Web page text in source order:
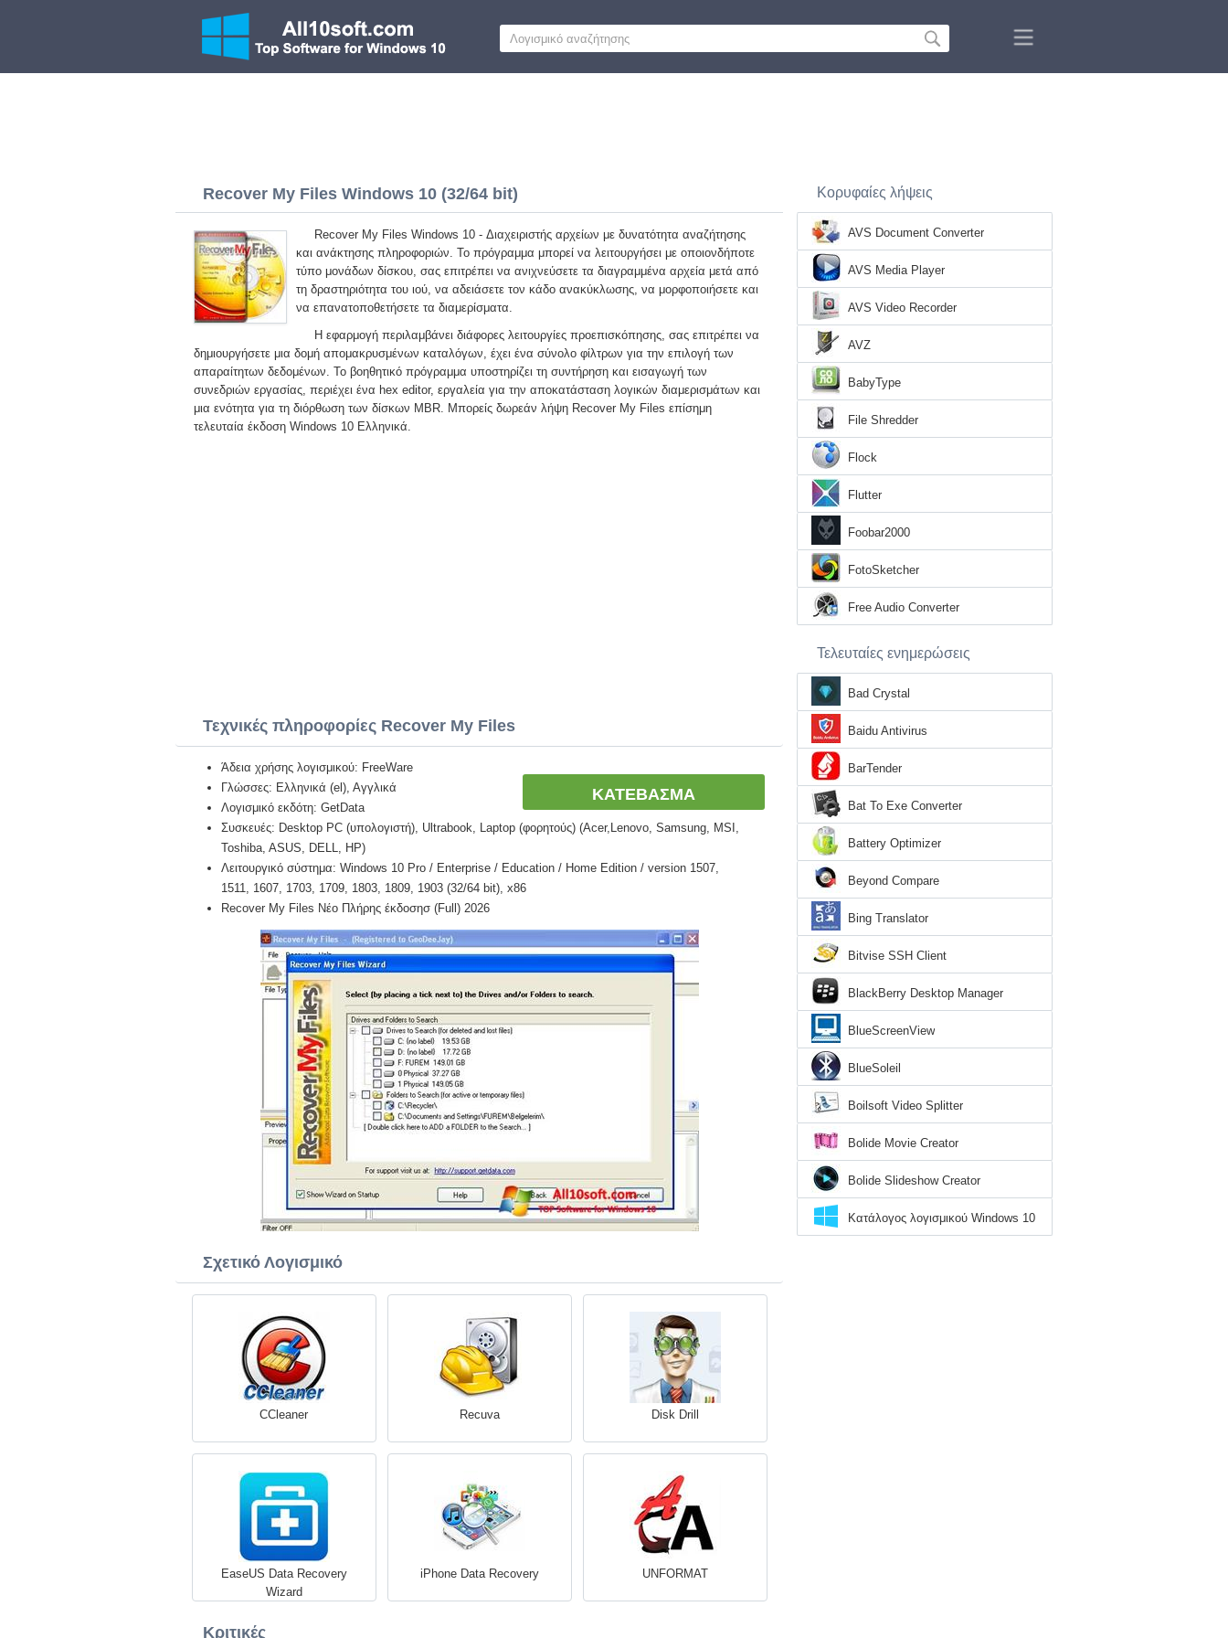
Recover My Files Windows 10 (32/64 bit)
Recover My Files Windows 10 - Διαχειριστής αρχείων με δυνατότητα αναζήτησης
και ανάκτησης πληροφοριών. Το πρόγραμμα μπορεί να λειτουργήσει με οποιονδήποτε
τύπο μονάδων δίσκου, σας επιτρέπει να ανιχνεύσετε τα διαγραμμένα αρχεία μετά από
τη δραστηριότητα του ιού, να αδειάσετε τον κάδο ανακύκλωσης, να μορφοποιήσετε και
να επανατοποθετήσετε τα διαμερίσματα.
Η εφαρμογή περιλαμβάνει διάφορες λειτουργίες προεπισκόπησης, σας επιτρέπει να
δημιουργήσετε μια δομή απομακρυσμένων καταλόγων, έχει ένα σύνολο φίλτρων για την επιλογή των
απαραίτητων δεδομένων. Το βοηθητικό πρόγραμμα υποστηρίζει τη συντήρηση και εισαγωγή των
συνεδριών εργασίας, περιέχει ένα hex editor, εργαλεία για την αποκατάσταση λογικών διαμερισμάτων και
μια ενότητα για τη διόρθωση των δίσκων MBR. Μπορείς δωρεάν λήψη Recover My Files επίσημη
τελευταία έκδοση Windows 10 Ελληνικά.
Τεχνικές πληροφορίες Recover My Files
ΚΑΤΕΒΑΣΜΑ
Άδεια χρήσης λογισμικού: FreeWare
Γλώσσες: Ελληνικά (el), Αγγλικά
Λογισμικό εκδότη: GetData
Συσκευές: Desktop PC (υπολογιστή), Ultrabook, Laptop (φορητούς) (Acer,Lenovo, Samsung, MSI,
Toshiba, ASUS, DELL, HP)
Λειτουργικό σύστημα: Windows 10 Pro / Enterprise / Education / Home Edition / version 1507,
1511, 1607, 1703, 1709, 1803, 1809, 1903 (32/64 bit), x86
Recover My Files Νέο Πλήρης έκδοσησ (Full) 2026
Σχετικό Λογισμικό
CCleaner Recuva Disk Drill
EaseUS Data Recovery
Wizard
iPhone Data Recovery UNFORMAT
Κριτικές
Κορυφαίες λήψεις
AVS Document Converter
AVS Media Player
AVS Video Recorder
AVZ
BabyType
File Shredder
Flock
Flutter
Foobar2000
FotoSketcher
Free Audio Converter
Τελευταίες ενημερώσεις
Bad Crystal
Baidu Antivirus
BarTender
Bat To Exe Converter
Battery Optimizer
Beyond Compare
Bing Translator
Bitvise SSH Client
BlackBerry Desktop Manager
BlueScreenView
BlueSoleil
Boilsoft Video Splitter
Bolide Movie Creator
Bolide Slideshow Creator
Κατάλογος λογισμικού Windows 10